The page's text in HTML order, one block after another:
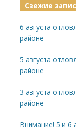
Свежие
6 августа
районе
5 августа
районе
3 августа
районе
Внимание! 5 и 6